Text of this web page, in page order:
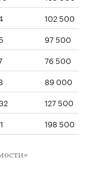
102 500
97 500
76 500
89 000
127 500
198 500